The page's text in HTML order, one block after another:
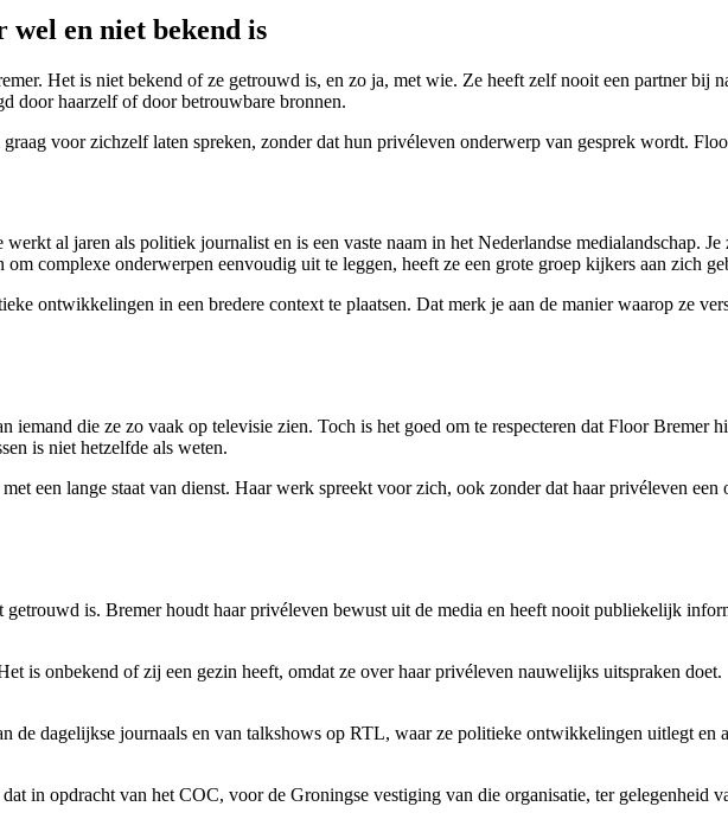
en niet bekend is
Het is niet bekend of ze getrouwd is, en zo ja, met wie. Ze heeft zelf nooit een partner bij
door haarzelf of door betrouwbare bronnen.
voor zichzelf laten spreken, zonder dat hun privéleven onderwerp van gesprek wordt.
al jaren als politiek journalist en is een vaste naam in het Nederlandse medialandschap.
complexe onderwerpen eenvoudig uit te leggen, heeft ze een grote groep kijkers aan zich
ontwikkelingen in een bredere context te plaatsen. Dat merk je aan de manier waarop ze
die ze zo vaak op televisie zien. Toch is het goed om te respecteren dat Floor Bremer
is niet hetzelfde als weten.
een lange staat van dienst. Haar werk spreekt voor zich, ook zonder dat haar privéleven
is. Bremer houdt haar privéleven bewust uit de media en heeft nooit publiekelijk
is onbekend of zij een gezin heeft, omdat ze over haar privéleven nauwelijks uitspraken doet.
dagelijkse journaals en van talkshows op RTL, waar ze politieke ontwikkelingen uitlegt en
in opdracht van het COC, voor de Groningse vestiging van die organisatie, ter gelegenheid